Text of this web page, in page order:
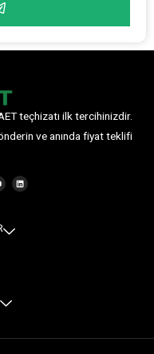
teçhizatı ilk tercihinizdir.
ve anında fiyat teklifi
L
i
n